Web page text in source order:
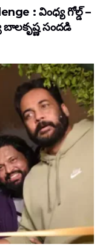
: వింధ్య గోల్డ్ –
సందడి